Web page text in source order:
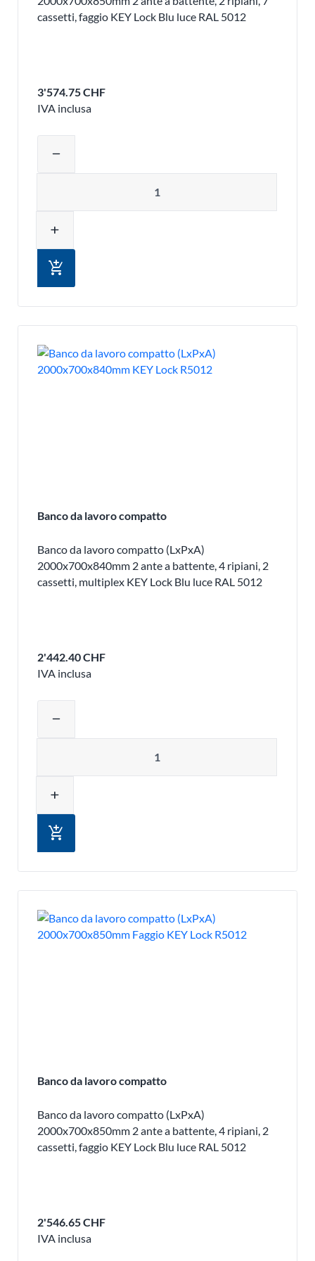
cassetti, faggio KEY Lock Blu luce RAL 5012
3'574.75 CHF
IVA inclusa
remove
add
add_shopping_cart
Banco da lavoro compatto
Banco da lavoro compatto (LxPxA)
2000x700x840mm 2 ante a battente, 4 ripiani, 2
cassetti, multiplex KEY Lock Blu luce RAL 5012
2'442.40 CHF
IVA inclusa
remove
add
add_shopping_cart
Banco da lavoro compatto
Banco da lavoro compatto (LxPxA)
2000x700x850mm 2 ante a battente, 4 ripiani, 2
cassetti, faggio KEY Lock Blu luce RAL 5012
2'546.65 CHF
IVA inclusa